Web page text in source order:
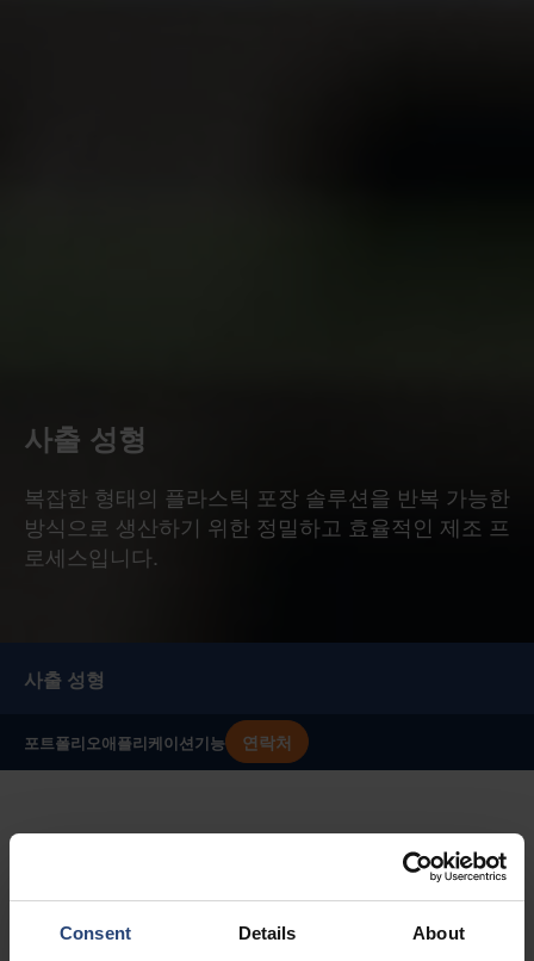
Consent Details About
사출 성형
복잡한 형태의 플라스틱 포장 솔루션을 반복 가능한
방식으로 생산하기 위한 정밀하고 효율적인 제조 프
로세스입니다.
사출 성형
포트폴리오애플리케이션기능 연락처
사출 성형 포장 솔루
션